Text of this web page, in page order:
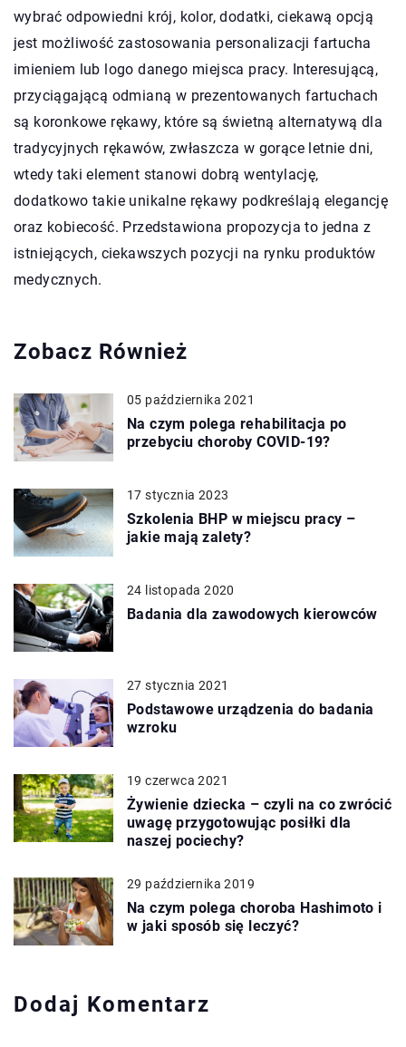
wybrać odpowiedni krój, kolor, dodatki, ciekawą opcją
jest możliwość zastosowania personalizacji fartucha
imieniem lub logo danego miejsca pracy. Interesującą,
przyciągającą odmianą w prezentowanych fartuchach
są koronkowe rękawy, które są świetną alternatywą dla
tradycyjnych rękawów, zwłaszcza w gorące letnie dni,
wtedy taki element stanowi dobrą wentylację,
dodatkowo takie unikalne rękawy podkreślają elegancję
oraz kobiecość. Przedstawiona propozycja to jedna z
istniejących, ciekawszych pozycji na rynku produktów
medycznych.
Zobacz Również
05 października 2021
Na czym polega rehabilitacja po
przebyciu choroby COVID-19?
17 stycznia 2023
Szkolenia BHP w miejscu pracy –
jakie mają zalety?
24 listopada 2020
Badania dla zawodowych kierowców
27 stycznia 2021
Podstawowe urządzenia do badania
wzroku
19 czerwca 2021
Żywienie dziecka – czyli na co zwrócić
uwagę przygotowując posiłki dla
naszej pociechy?
29 października 2019
Na czym polega choroba Hashimoto i
w jaki sposób się leczyć?
Dodaj Komentarz